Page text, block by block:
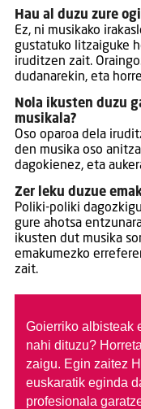
Hau al duzu zure
Ez, ni musikako
gustatuko litzaiguke
iruditzen zait.
dudanarekin, eta
Nola ikusten duzu
musikala?
Oso oparoa dela
den musika oso
dagokienez, eta
Zer leku duzue
Poliki-poliki
gure ahotsa
ikusten dut musika
emakumezko
zait.
Goierriko albisteak
nahi dituzu?
zaigu. Egin zaitez
euskaratik eginda
profesionala